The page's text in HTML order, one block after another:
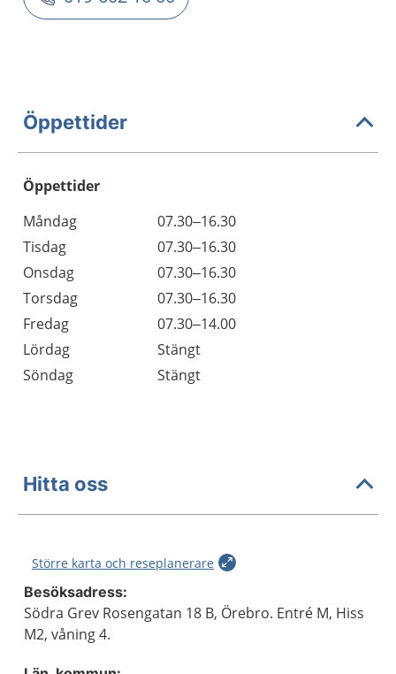
Öppettider
Öppettider
Dag
Öppettider
Kommentarer
Måndag
07.30–16.30
Tisdag
07.30–16.30
Onsdag
07.30–16.30
Torsdag
07.30–16.30
Fredag
07.30–14.00
Lördag
Stängt
Söndag
Stängt
Hitta oss
Större karta och reseplanerare
Besöksadress:
Södra Grev Rosengatan 18 B, Örebro. Entré M, Hiss
M2, våning 4.